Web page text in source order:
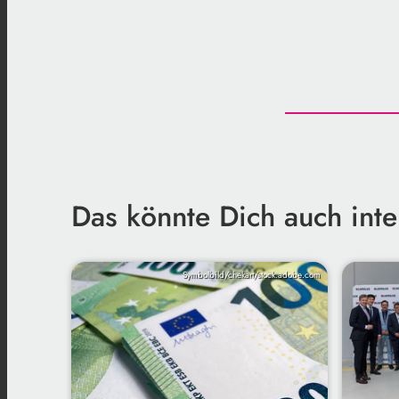
Das könnte Dich auch
Symbolbild/chekart/stock.adobe.com